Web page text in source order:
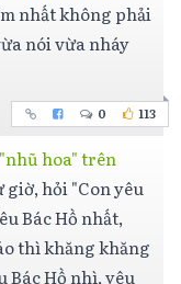
nhất không phải
nói vừa nháy
0 113
hoa" trên
hỏi "Con yêu
Bác Hồ nhất,
thì khăng khăng
Bác Hồ nhì, yêu